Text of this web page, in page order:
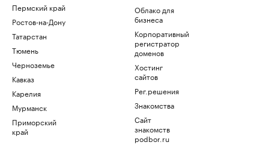
Пермский край
Ростов-на-Дону
Татарстан
Тюмень
Черноземье
Кавказ
Карелия
Мурманск
Приморский
край
Облако для
бизнеса
Корпоративный
регистратор
доменов
Хостинг
сайтов
Рег.решения
Знакомства
Сайт
знакомств
podbor.ru